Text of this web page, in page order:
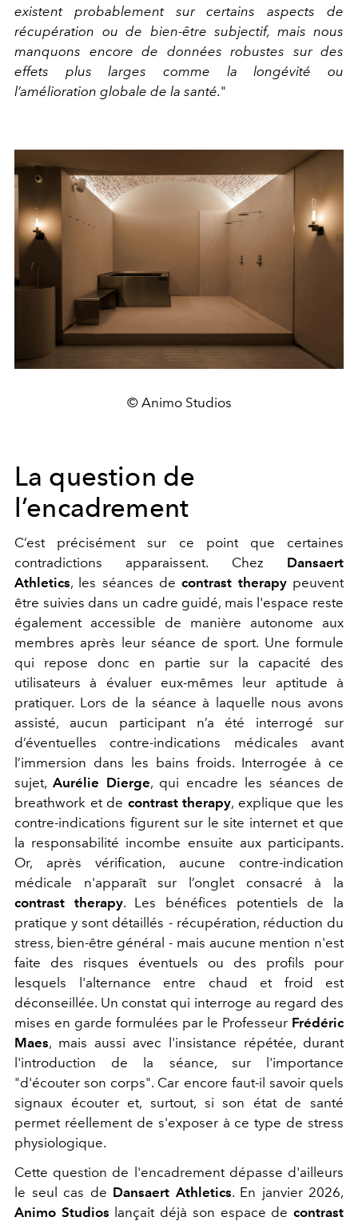
existent probablement sur certains aspects de
récupération ou de bien-être subjectif, mais nous
manquons encore de données robustes sur des
effets plus larges comme la longévité ou
l’amélioration globale de la santé."
© Animo Studios
La question de
l’encadrement
C’est précisément sur ce point que certaines
contradictions apparaissent. Chez Dansaert
Athletics, les séances decontrast therapypeuvent
être suivies dans un cadre guidé, mais l'espace reste
également accessible de manière autonome aux
membres après leur séance de sport. Une formule
qui repose donc en partie sur la capacité des
utilisateurs à évaluer eux-mêmes leur aptitude à
pratiquer. Lors de la séance à laquelle nous avons
assisté, aucun participant n’a été interrogé sur
d’éventuelles contre-indications médicales avant
l’immersion dans les bains froids. Interrogée à ce
sujet,Aurélie Dierge, qui encadre les séances de
breathwork et de contrast therapy, explique que les
contre-indications figurent sur le site internet et que
la responsabilité incombe ensuite aux participants.
Or, après vérification, aucune contre-indication
médicale n'apparaît sur l’onglet consacré à la
contrast therapy. Les bénéfices potentiels de la
pratique y sont détaillés - récupération, réduction du
stress, bien-être général - mais aucune mention n'est
faite des risques éventuels ou des profils pour
lesquels l'alternance entre chaud et froid est
déconseillée. Un constat qui interroge au regard des
mises en garde formulées par le Professeur Frédéric
Maes, mais aussi avec l'insistance répétée, durant
l'introduction de la séance, sur l'importance
"d'écouter son corps". Car encore faut-il savoir quels
signaux écouter et, surtout, si son état de santé
permet réellement de s'exposer à ce type de stress
physiologique.
Cette question de l'encadrement dépasse d'ailleurs
le seul cas de Dansaert Athletics. En janvier 2026,
Animo Studios lançait déjà son espace decontrast